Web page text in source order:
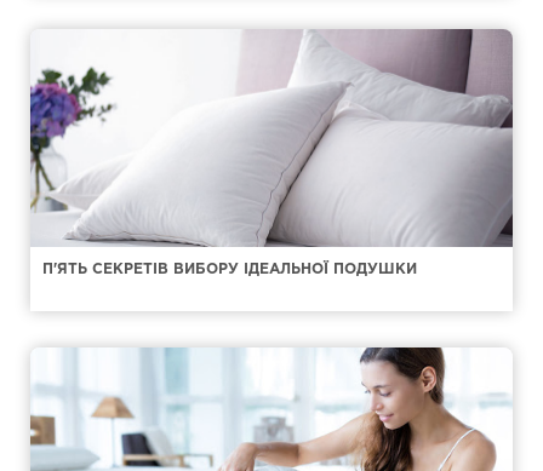
П'ЯТЬ СЕКРЕТІВ ВИБОРУ ІДЕАЛЬНОЇ ПОДУШКИ